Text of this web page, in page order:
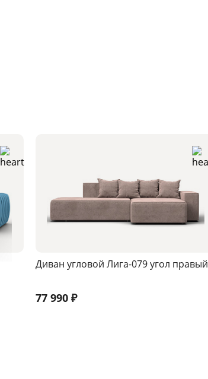
Диван угловой Лига-079 угол правый
77 990₽